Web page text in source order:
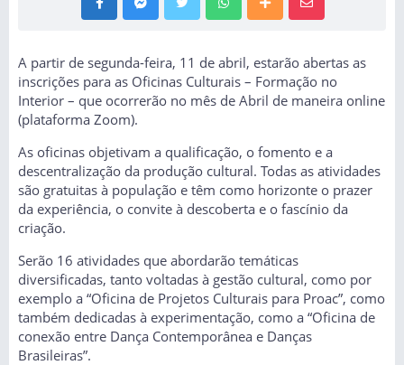
A partir de segunda-feira, 11 de abril, estarão abertas as
inscrições para as Oficinas Culturais – Formação no
Interior – que ocorrerão no mês de Abril de maneira online
(plataforma Zoom).
As oficinas objetivam a qualificação, o fomento e a
descentralização da produção cultural. Todas as atividades
são gratuitas à população e têm como horizonte o prazer
da experiência, o convite à descoberta e o fascínio da
criação.
Serão 16 atividades que abordarão temáticas
diversificadas, tanto voltadas à gestão cultural, como por
exemplo a “Oficina de Projetos Culturais para Proac”, como
também dedicadas à experimentação, como a “Oficina de
conexão entre Dança Contemporânea e Danças
Brasileiras”.